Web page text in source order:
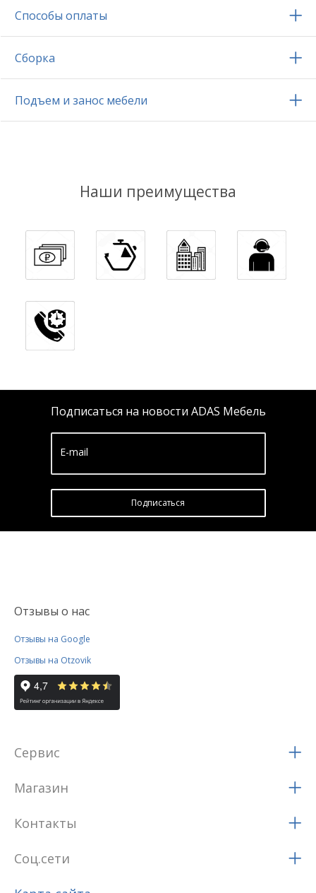
Способы оплаты
Сборка
Подъем и занос мебели
Наши преимущества
Подписаться на новости ADAS Мебель
E-mail
Подписатьcя
Отзывы о нас
Отзывы на Google
Отзывы на Otzovik
Сервис
Магазин
Контакты
Соц.сети